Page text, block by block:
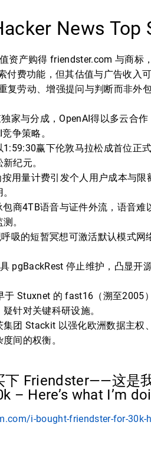
News Top
资产购得 friendster.com 与商标
付费功能，但其估值与广告收入
复劳动、增强提问与判断而非外
家与分成，OpenAI得以多云合
争策略。
1:59:30赢下伦敦马拉松成首位正
纪元。
用量计费引发个人用户成本与
商4TB语音与证件外流，语音
。
呼吸的短暂冥想可激活默认模式
pgBackRest 停止维护，凸显开
于 Stuxnet 的 fast16（溯至2005
针对关键科研设施。
团 Stackit 以强化欧洲数据主权
间的权衡。
下 Friendster——这是
– Here’s what I’m
i-bought-friendster-for-30k-